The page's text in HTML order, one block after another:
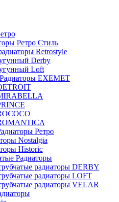
Ретро Стиль
Retrostyle
Derby
Loft
EXEMET
Ретро
Nostalgia
Historic
Радиаторы
радиаторы DERBY
радиаторы LOFT
радиаторы VELAR